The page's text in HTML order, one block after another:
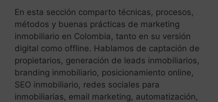
En esta sección comparto técnicas, procesos,
métodos y buenas prácticas de marketing
inmobiliario en Colombia, tanto en su versión
digital como offline. Hablamos de captación de
propietarios, generación de leads inmobiliarios,
branding inmobiliario, posicionamiento online,
SEO inmobiliario, redes sociales para
inmobiliarias, email marketing, automatización,